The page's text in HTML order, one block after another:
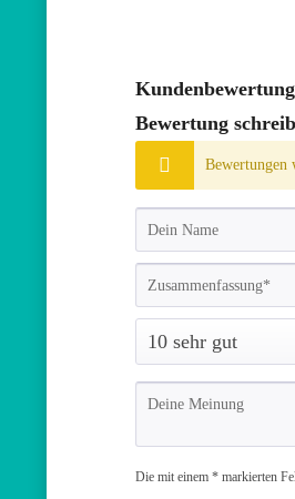
Bewertung
Bewertungen
Die mit einem * markierten